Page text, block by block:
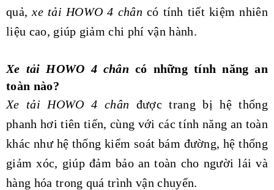
quả,xe tải HOWO 4 chân có tính tiết kiệm nhiên
liệu cao, giúp giảm chi phí vận hành.
Xe tải HOWO 4 chân có những tính năng an
toàn nào?
Xe tải HOWO 4 chân được trang bị hệ thống
phanh hơi tiên tiến, cùng với các tính năng an toàn
khác như hệ thống kiểm soát bám đường, hệ thống
giảm xóc, giúp đảm bảo an toàn cho người lái và
hàng hóa trong quá trình vận chuyển.